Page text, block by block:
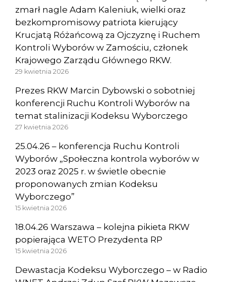
zmarł nagle Adam Kaleniuk, wielki oraz
bezkompromisowy patriota kierujący
Krucjatą Różańcową za Ojczyznę i Ruchem
Kontroli Wyborów w Zamościu, członek
Krajowego Zarządu Głównego RKW.
29 kwietnia 2026
Prezes RKW Marcin Dybowski o sobotniej
konferencji Ruchu Kontroli Wyborów na
temat stalinizacji Kodeksu Wyborczego
27 kwietnia 2026
25.04.26 – konferencja Ruchu Kontroli
Wyborów „Społeczna kontrola wyborów w
2023 oraz 2025 r. w świetle obecnie
proponowanych zmian Kodeksu
Wyborczego”
15 kwietnia 2026
18.04.26 Warszawa – kolejna pikieta RKW
popierająca WETO Prezydenta RP
15 kwietnia 2026
Dewastacja Kodeksu Wyborczego – w Radio